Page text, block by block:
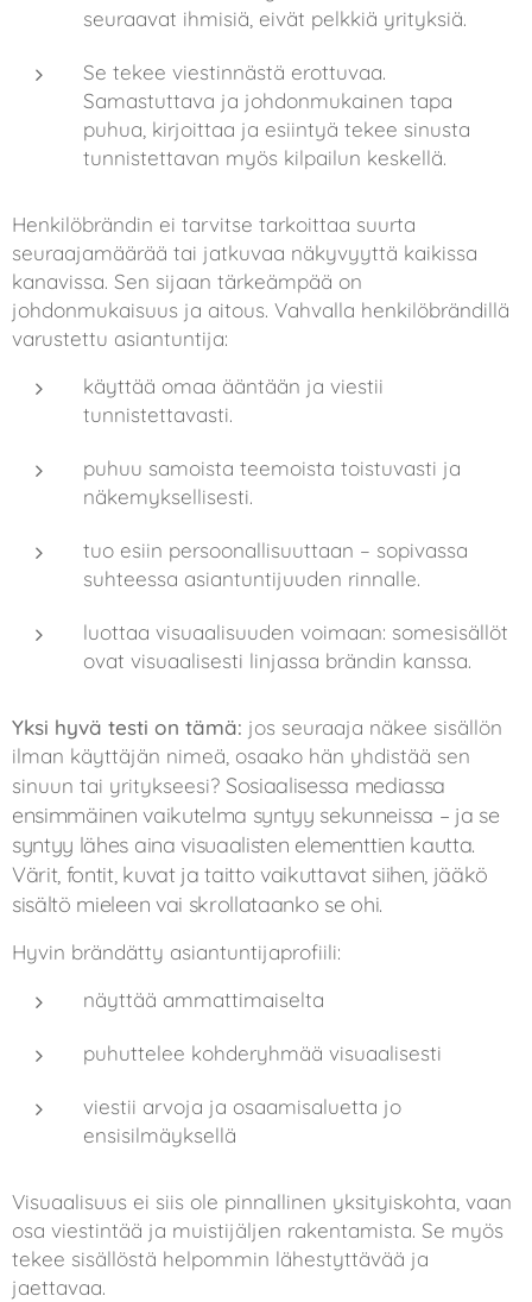
seuraavat ihmisiä, eivät pelkkiä yrityksiä.
Se tekee viestinnästä erottuvaa.
Samastuttava ja johdonmukainen tapa
puhua, kirjoittaa ja esiintyä tekee sinusta
tunnistettavan myös kilpailun keskellä.
Henkilöbrändin ei tarvitse tarkoittaa suurta
seuraajamäärää tai jatkuvaa näkyvyyttä kaikissa
kanavissa. Sen sijaan tärkeämpää on
johdonmukaisuus ja aitous. Vahvalla henkilöbrändillä
varustettu asiantuntija:
käyttää omaa ääntään ja viestii
tunnistettavasti.
puhuu samoista teemoista toistuvasti ja
näkemyksellisesti.
tuo esiin persoonallisuuttaan – sopivassa
suhteessa asiantuntijuuden rinnalle.
luottaa visuaalisuuden voimaan: somesisällöt
ovat visuaalisesti linjassa brändin kanssa.
Yksi hyvä testi on tämä: jos seuraaja näkee sisällön
ilman käyttäjän nimeä, osaako hän yhdistää sen
sinuun tai yritykseesi? Sosiaalisessa mediassa
ensimmäinen vaikutelma syntyy sekunneissa – ja se
syntyy lähes aina visuaalisten elementtien kautta.
Värit, fontit, kuvat ja taitto vaikuttavat siihen, jääkö
sisältö mieleen vai skrollataanko se ohi.
Hyvin brändätty asiantuntijaprofiili:
näyttää ammattimaiselta
puhuttelee kohderyhmää visuaalisesti
viestii arvoja ja osaamisaluetta jo
ensisilmäyksellä
Visuaalisuus ei siis ole pinnallinen yksityiskohta, vaan
osa viestintää ja muistijäljen rakentamista. Se myös
tekee sisällöstä helpommin lähestyttävää ja
jaettavaa.